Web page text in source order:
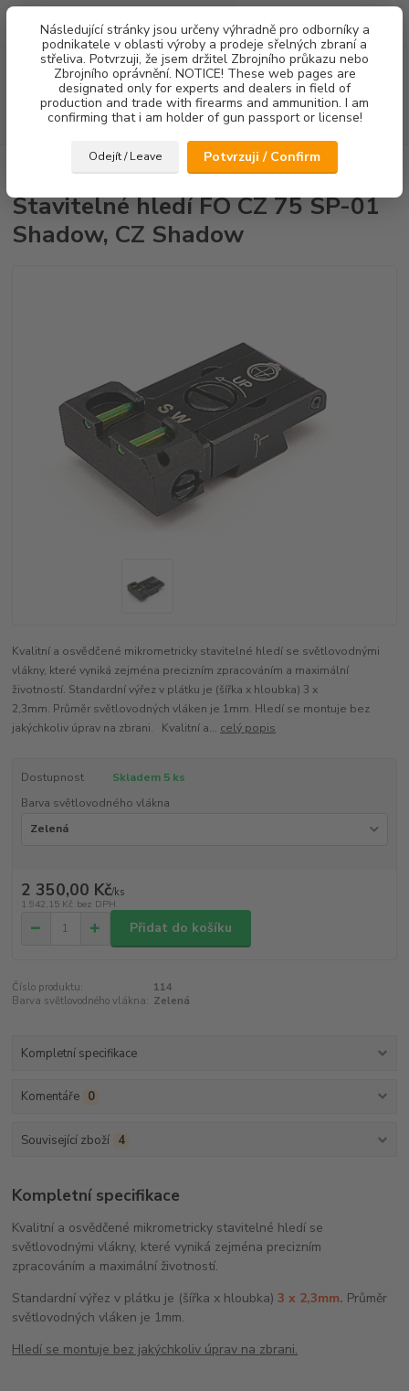
Následující stránky jsou určeny výhradně pro odborníky a
podnikatele v oblasti výroby a prodeje sřelných zbraní a
střeliva. Potvrzuji, že jsem držitel Zbrojního průkazu nebo
Zbrojního oprávnění. NOTICE! These web pages are
designated only for experts and dealers in field of
production and trade with firearms and ammunition. I am
confirming that i am holder of gun passport or license!
Odejít / Leave Potvrzuji / Confirm
Menu
Hledat
za0,00 Kč
Stavitelné hledí FO CZ 75 SP-01 Shadow, CZ Shadow
Stavitelné hledí FO CZ 75 SP-01
Shadow, CZ Shadow
Kvalitní a osvědčené mikrometricky stavitelné hledí se světlovodnými
vlákny, které vyniká zejména precizním zpracováním a maximální
životností. Standardní výřez v plátku je (šířka x hloubka) 3 x
2,3mm. Průměr světlovodných vláken je 1mm. Hledí se montuje bez
jakýchkoliv úprav na zbrani. Kvalitní a... celý popis
Dostupnost
Skladem 5 ks
Barva světlovodného vlákna
2 350,00 Kč/ks
1 942,15 Kč bez DPH
Přidat do košíku
Číslo produktu:
114
Barva světlovodného vlákna: Zelená
Kompletní specifikace
Komentáře 0
Související zboží 4
Kompletní specifikace
Kvalitní a osvědčené mikrometricky stavitelné hledí se
světlovodnými vlákny, které vyniká zejména precizním
zpracováním a maximální životností.
Standardní výřez v plátku je (šířka x hloubka)3 x 2,3mm. Průměr
světlovodných vláken je 1mm.
Hledí se montuje bez jakýchkoliv úprav na zbrani.